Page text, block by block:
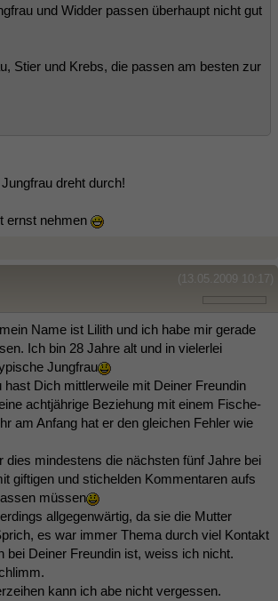
und Widder passen überhaupt nicht gut
Stier und Krebs, die passen am besten zur
dreht durch!
ernst nehmen
(13.05.2009 10:17)
Name ist Lilith und ich habe mir gerade
Ich bin 28 Jahre alt und in vielerlei
Jungfrau
hast Dich mittlerweile mit Deiner Freundin
achtjährige Beziehung mit einem Fische-
am Anfang hat er den gleichen Fehler wie
dies mindestens die nächsten fünf Jahre bei
giftigen und stichelden Kommentaren aufs
müssen
allgegenwärtig, da sie die Mutter
es war immer Thema durch viel Kontakt
bei Deiner Freundin ist, weiss ich nicht.
kann ich abe nicht vergessen.